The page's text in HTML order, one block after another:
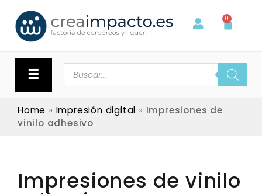
0
☰
Home » Impresión digital » Impresiones de
vinilo adhesivo
Impresiones de vinilo